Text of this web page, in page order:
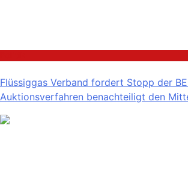
Flüssiggas Verband fordert Stopp der
Auktionsverfahren benachteiligt den